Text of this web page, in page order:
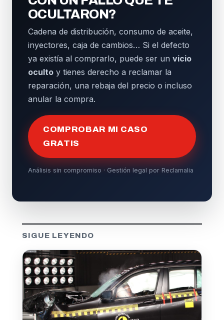
OCULTARON?
Cadena de distribución, consumo de aceite,
inyectores, caja de cambios… Si el defecto
ya existía al comprarlo, puede ser un vicio
oculto y tienes derecho a reclamar la
reparación, una rebaja del precio o incluso
anular la compra.
COMPROBAR MI CASO
GRATIS
Análisis sin compromiso · Gestión legal por Reclamalia
SIGUE LEYENDO